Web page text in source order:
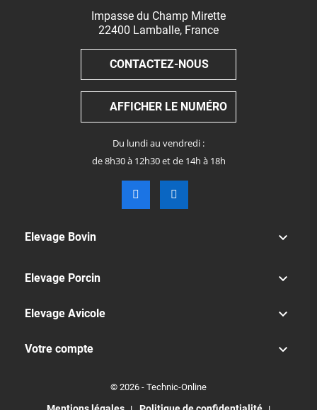
Impasse du Champ Mirette
22400 Lamballe, France
CONTACTEZ-NOUS
AFFICHER LE NUMÉRO
Du lundi au vendredi :
de 8h30 à 12h30 et de 14h à 18h
Elevage Bovin 
Elevage Porcin 
Elevage Avicole 
Votre compte 
© 2026 - Technic-Online